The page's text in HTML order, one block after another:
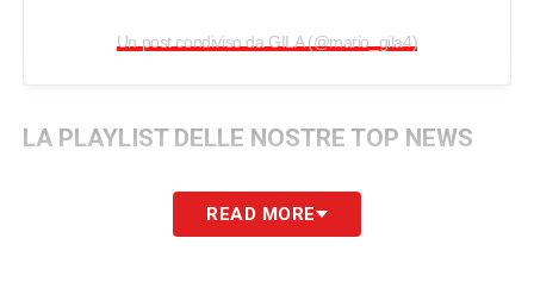
Un post condiviso da GILA (@mario_gila4)
LA PLAYLIST DELLE NOSTRE TOP NEWS
READ MORE